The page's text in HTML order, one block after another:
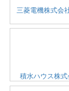
三菱電機株式会
積水ハウス株式